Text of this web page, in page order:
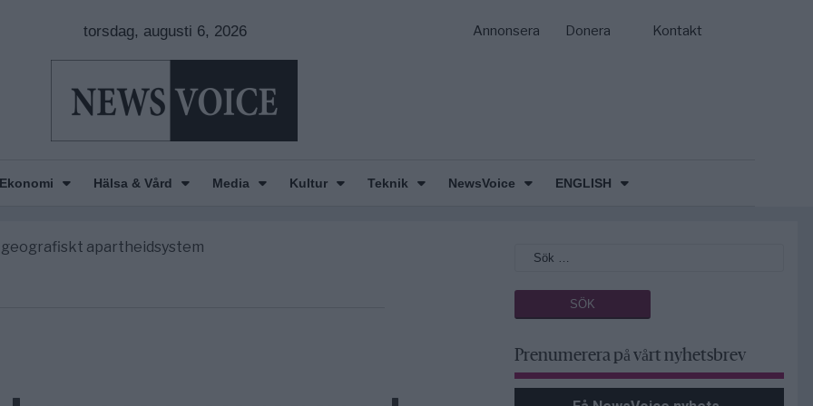
torsdag, augusti 6, 2026 Annonsera Donera Kontakt
Ekonomi Hälsa & Vård Media Kultur Teknik NewsVoice ENGLISH
avgöra all utrikespolitik
om amerikansk påverkan
Prenumerera på vårt nyhetsbrev